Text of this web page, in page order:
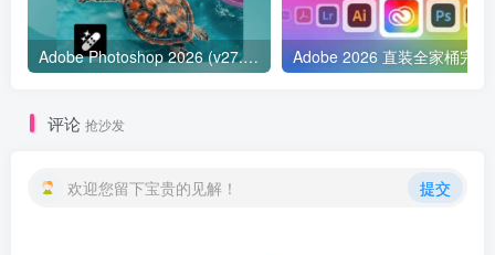
Adobe Photoshop 2026 (v27.7.0.11)——本地AI移除与多模型生成引领图像编辑新时代
评论 抢沙发
欢迎您留下宝贵的见解！ 提交